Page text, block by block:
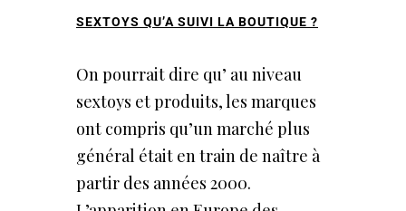
SEXTOYS QU’A SUIVI LA BOUTIQUE ?
On pourrait dire qu’ au niveau
sextoys et produits, les marques
ont compris qu’un marché plus
général était en train de naître à
partir des années 2000.